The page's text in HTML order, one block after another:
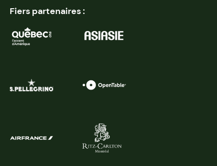
Fiers partenaires :